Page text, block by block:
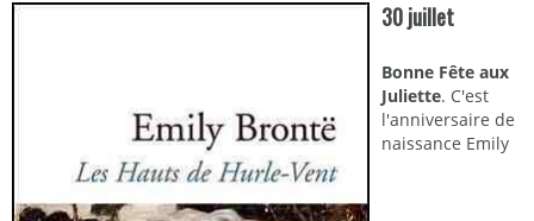
30 juillet
Bonne Fête aux
Juliette. C'est
l'anniversaire de
naissance Emily